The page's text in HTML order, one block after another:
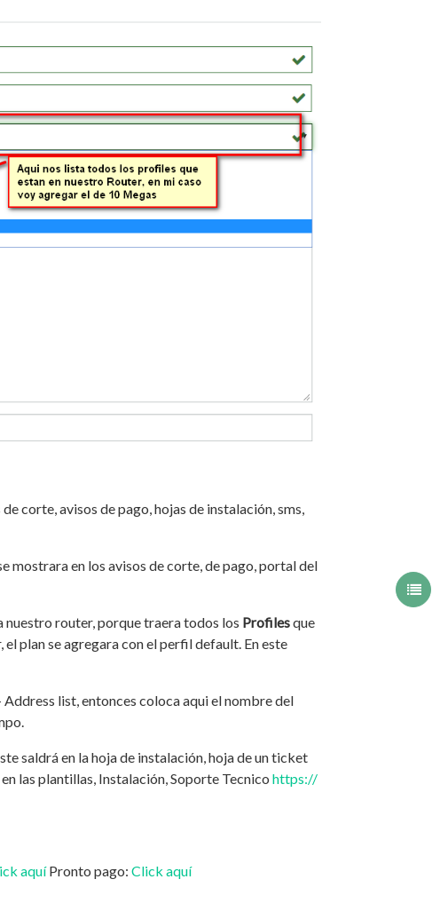
corte, avisos de pago, hojas de instalación, sms,
mostrara en los avisos de corte, de pago, portal del
nuestro router, porque traera todos los Profilesque
plan se agregara con el perfil default. En este
list, entonces coloca aqui el nombre del
saldrá en la hoja de instalación, hoja de un ticket
en las plantillas, Instalación, Soporte Tecnico https://
aquíPronto pago: Click aquí